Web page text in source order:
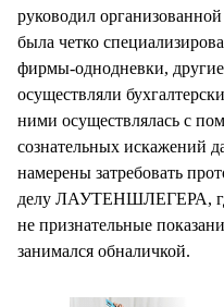
руководил
была четко
фирмы-однодневки, другие
осуществляли
ними осуществлялась с
сознательных искажений
намерены затребовать
делу ЛАУТЕНШЛЕГЕРА,
не признательные
занимался обналичкой.